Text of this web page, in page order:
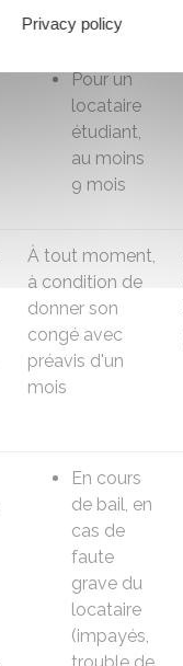
Au moins
Pour un
locataire
étudiant,
au moins
9 mois
À tout moment,
à condition de
donner son
congé avec
préavis d'un
mois
En cours
de bail, en
cas de
faute
grave du
locataire
(impayés,
Privacy policy